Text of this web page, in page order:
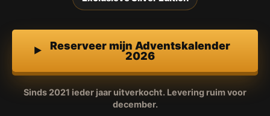
Reserveer mijn Adventskalender
2026
Sinds 2021 ieder jaar uitverkocht. Levering ruim voor
december.